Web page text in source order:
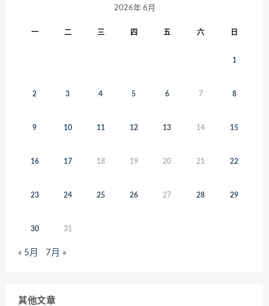
2026年 6月
一 二 三 四 五 六 日
1
2 3 4 5 6 7 8
9 10 11 12 13 14 15
16 17 18 19 20 21 22
23 24 25 26 27 28 29
30 31
« 5月 7月 »
其他文章